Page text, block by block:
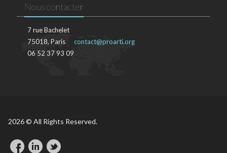
Nous contacter
7 rue Bachelet
75018, Paris
06 52 37 93 09
contact@proarti.org
2026 © All Rights Reserved.